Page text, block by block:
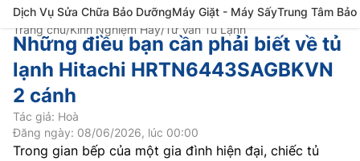
Dịch Vụ Sửa Chữa Bảo DưỡngMáy Giặt - Máy SấyTrung Tâm Bảo
Trang chủ/Kinh Nghiệm Hay/Tư Vấn Tủ Lạnh
Những điều bạn cần phải biết về tủ
lạnh Hitachi HRTN6443SAGBKVN
2 cánh
Tác giả: Hoà
Đăng ngày: 08/06/2026, lúc 00:00
Trong gian bếp của một gia đình hiện đại, chiếc tủ